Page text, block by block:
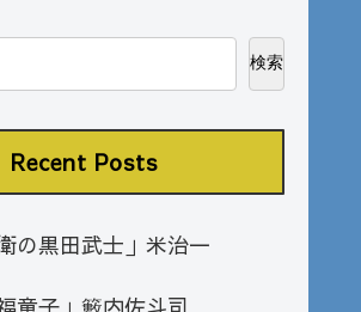
検索
Recent Posts
の黒田武士」米治一